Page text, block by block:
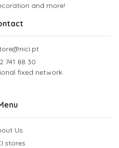
and more!
741 88 30
fixed network
Us
stores